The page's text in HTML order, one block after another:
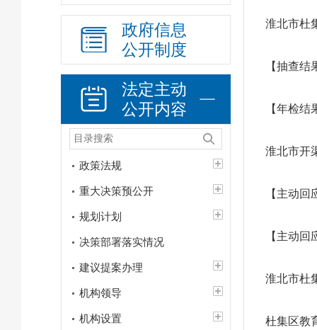
政府信息
公开制度
法定主动
公开内容
政策法规
重大决策预公开
规划计划
决策部署落实情况
建议提案办理
机构领导
机构设置
淮北市杜
【抽查
【年检
淮北市开
【主动
【主动
淮北市杜
杜集区教